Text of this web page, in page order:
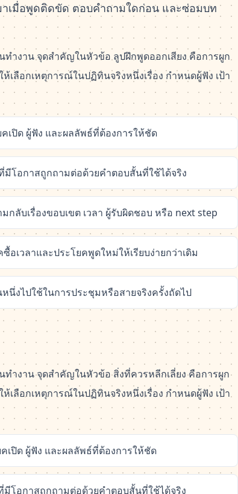
เมื่อพูดติดขัด ตอบคำถามใดก่อน และซ่อมบท
ำงาน จุดสำคัญในหัวข้อ ลูปฝึกพูดออกเสียง คือการผูก
เลือกเหตุการณ์ในปฏิทินจริงหนึ่งเรื่อง กำหนดผู้ฟัง เป้า
เปิด ผู้ฟัง และผลลัพธ์ที่ต้องการให้ชัด
มีโอกาสถูกถามต่อด้วยคำตอบสั้นที่ใช้ได้จริง
ลับเรื่องขอบเขต เวลา ผู้รับผิดชอบ หรือ next step
เวลาและประโยคพูดใหม่ให้เรียบง่ายกว่าเดิม
นึ่งไปใช้ในการประชุมหรือสายจริงครั้งถัดไป
ำงาน จุดสำคัญในหัวข้อ สิ่งที่ควรหลีกเลี่ยง คือการผูก
เลือกเหตุการณ์ในปฏิทินจริงหนึ่งเรื่อง กำหนดผู้ฟัง เป้า
เปิด ผู้ฟัง และผลลัพธ์ที่ต้องการให้ชัด
โอกาสถูกถามต่อด้วยคำตอบสั้นที่ใช้ได้จริง